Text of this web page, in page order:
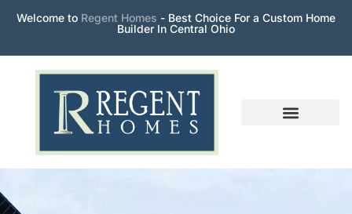
Welcome to Regent Homes - Best Choice For a Custom Home
Builder In Central Ohio